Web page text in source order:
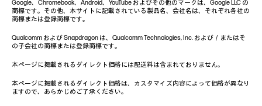
Google、Chromebook、Android、YouTube およびその他のマークは、Google LLC の
商標です。その他、本サイトに記載されている製品名、会社名は、それぞれ各社の
商標または登録商標です。
Qualcomm および Snapdragon は、Qualcomm Technologies, Inc. および／またはそ
の子会社の商標または登録商標です。
本ページに掲載されるダイレクト価格には配送料は含まれておりません。
本ページに掲載されるダイレクト価格は、カスタマイズ内容によって価格が異なり
ますので、あらかじめご了承ください。